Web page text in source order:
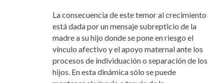
La consecuencia de este temor al crecimiento
está dada por un mensaje subrepticio de la
madre a su hijo donde se pone en riesgo el
vínculo afectivo y el apoyo maternal ante los
procesos de individuación o separación de los
hijos. En esta dinámica sólo se puede